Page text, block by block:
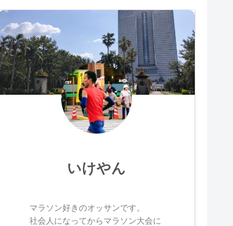
いけやん
マラソン好きのオッサンです。
社会人になってからマラソン大会に